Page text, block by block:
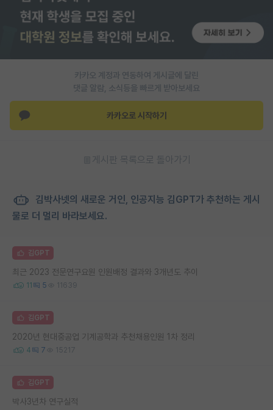
카카오 계정과 연동하여 게시글에 달린
댓글 알람, 소식등을 빠르게 받아보세요
카카오로 시작하기
게시판 목록으로 돌아가기
김박사넷의 새로운 거인, 인공지능 김GPT가 추천하는 게시
물로 더 멀리 바라보세요.
김GPT
최근 2023 전문연구요원 인원배정 결과와 3개년도 추이
11 5 11639
김GPT
2020년 현대중공업 기계공학과 추천채용인원 1차 정리
4 7 15217
김GPT
박사3년차 연구실적